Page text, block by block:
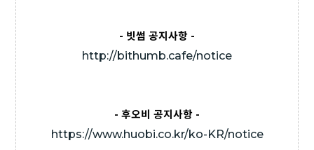
- 빗썸 공지사항 -
http://bithumb.cafe/notice
- 후오비 공지사항 -
https://www.huobi.co.kr/ko-KR/notice